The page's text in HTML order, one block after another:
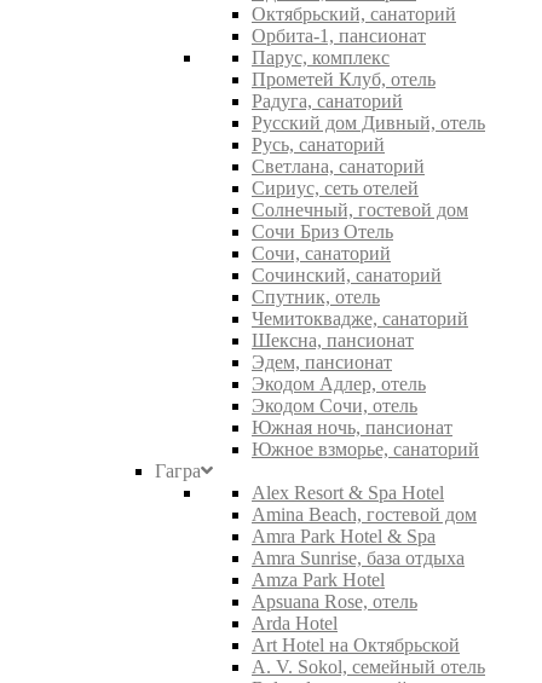
Октябрьский, санаторий
Орбита-1, пансионат
Парус, комплекс
Прометей Клуб, отель
Радуга, санаторий
Русский дом Дивный, отель
Русь, санаторий
Светлана, санаторий
Сириус, сеть отелей
Солнечный, гостевой дом
Сочи Бриз Отель
Сочи, санаторий
Сочинский, санаторий
Спутник, отель
Чемитоквадже, санаторий
Шексна, пансионат
Эдем, пансионат
Экодом Адлер, отель
Экодом Сочи, отель
Южная ночь, пансионат
Южное взморье, санаторий
Гагра
Alex Resort & Spa Hotel
Amina Beach, гостевой дом
Amra Park Hotel & Spa
Amra Sunrise, база отдыха
Amza Park Hotel
Apsuana Rose, отель
Arda Hotel
Art Hotel на Октябрьской
A. V. Sokol, семейный отель